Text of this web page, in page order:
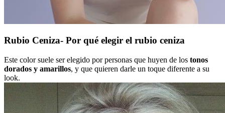
Rubio Ceniza- Por qué elegir el rubio ceniza
Este color suele ser elegido por personas que huyen de los tonos
dorados y amarillos, y que quieren darle un toque diferente a su
look.